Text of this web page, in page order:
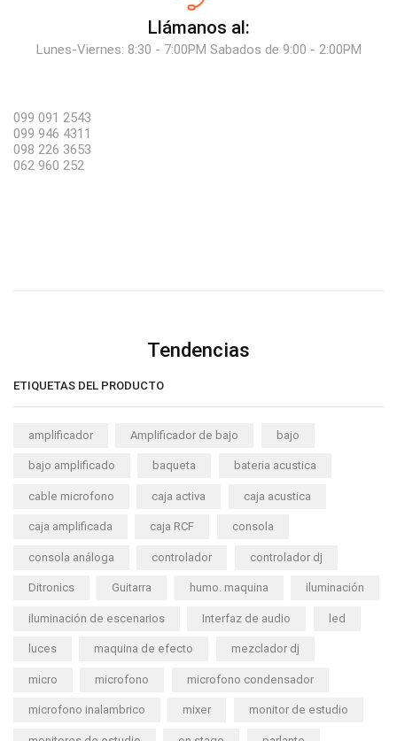
Llámanos al:
Lunes-Viernes: 8:30 - 7:00PM Sabados de 9:00 - 2:00PM
099 091 2543
099 946 4311
098 226 3653
062 960 252
Tendencias
ETIQUETAS DEL PRODUCTO
amplificador Amplificador de bajo bajo
bajo amplificado baqueta bateria acustica
cable microfono caja activa caja acustica
caja amplificada caja RCF consola
consola análoga controlador controlador dj
Ditronics Guitarra humo. maquina iluminación
iluminación de escenarios Interfaz de audio led
luces maquina de efecto mezclador dj
micro microfono microfono condensador
microfono inalambrico mixer monitor de estudio